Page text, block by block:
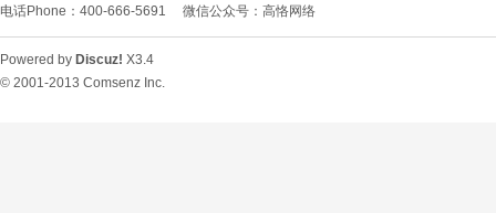
电话Phone：400-666-5691 微信公众号：高恪网络
Powered by Discuz! X3.4
© 2001-2013 Comsenz Inc.